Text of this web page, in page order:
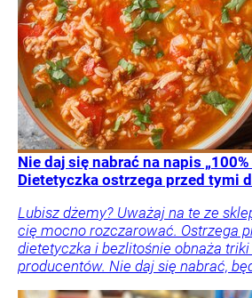
Nie daj się nabrać na napis
Dietetyczka ostrzega przed tymi
Lubisz dżemy? Uważaj na te ze
cię mocno rozczarować. Ostrzega
dietetyczka i bezlitośnie obnaża
producentów. Nie daj się nabrać,